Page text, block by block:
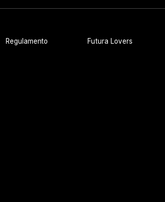
Regulamento Futura Lovers